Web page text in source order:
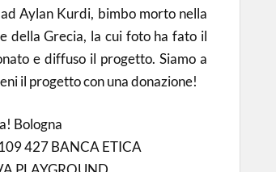
Aylan Kurdi, bimbo morto nella
della Grecia, la cui foto ha fato il
e diffuso il progetto. Siamo a
il progetto con una donazione!
Bologna
427 BANCA ETICA